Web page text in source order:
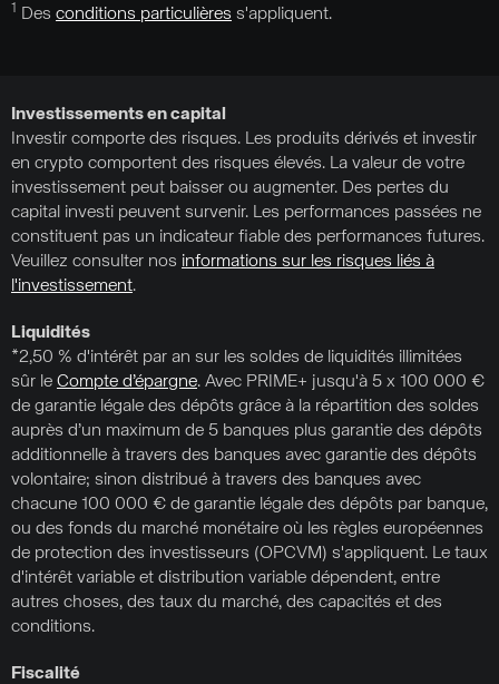
1 Des conditions particulières s'appliquent.
Investissements en capital
Investir comporte des risques. Les produits dérivés et investir
en crypto comportent des risques élevés. La valeur de votre
investissement peut baisser ou augmenter. Des pertes du
capital investi peuvent survenir. Les performances passées ne
constituent pas un indicateur fiable des performances futures.
Veuillez consulter nos informations sur les risques liés à
l'investissement.
Liquidités
*2,50 % d'intérêt par an sur les soldes de liquidités illimitées
sûr le Compte d’épargne. Avec PRIME+ jusqu'à 5 x 100 000 €
de garantie légale des dépôts grâce à la répartition des soldes
auprès d’un maximum de 5 banques plus garantie des dépôts
additionnelle à travers des banques avec garantie des dépôts
volontaire; sinon distribué à travers des banques avec
chacune 100 000 € de garantie légale des dépôts par banque,
ou des fonds du marché monétaire où les règles européennes
de protection des investisseurs (OPCVM) s'appliquent. Le taux
d'intérêt variable et distribution variable dépendent, entre
autres choses, des taux du marché, des capacités et des
conditions.
Fiscalité